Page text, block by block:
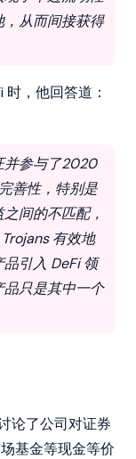
从而间接获得
时，他回答道：
并参与了2020
善性，特别是
间的不匹配，
有效地
引入 DeFi 领
只是其中一个
论了公司对证券
基金等现金等价